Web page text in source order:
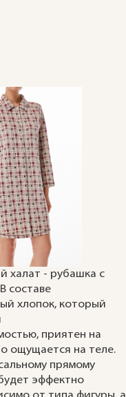
халат - рубашка с
составе
хлопок, который
приятен на
ощущается на теле.
прямому
эффектно